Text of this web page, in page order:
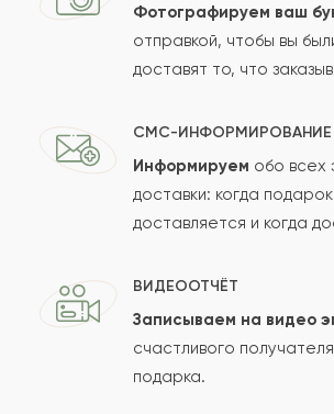
Сколько будет
Отзыв будет опубликован после
Проверяем на спам.
Фотографируем ваш
отправкой, чтобы вы
доставят то, что
СМС-ИНФОРМИРОВАНИЕ
Информируем обо всех
доставки: когда
доставляется и когда
ВИДЕООТЧЁТ
Записываем на видео
счастливого
подарка.